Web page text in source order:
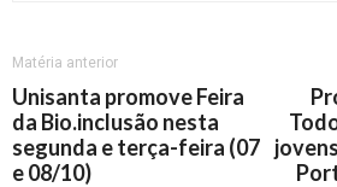
Matéria anterior
Unisanta promove Feira
da Bio.inclusão nesta
segunda e terça-feira (07
e 08/10)